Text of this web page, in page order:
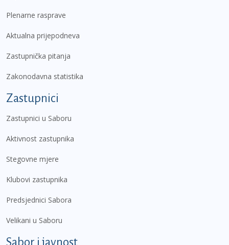
Plenarne rasprave
Aktualna prijepodneva
Zastupnička pitanja
Zakonodavna statistika
Zastupnici
Zastupnici u Saboru
Aktivnost zastupnika
Stegovne mjere
Klubovi zastupnika
Predsjednici Sabora
Velikani u Saboru
Sabor i javnost